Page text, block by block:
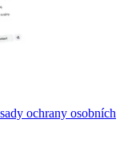
ochrany osobních